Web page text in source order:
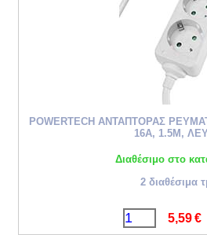
POWERTECH ΑΝΤΑΠΤΟΡΑΣ
16A, 1.5M,
Διαθέσιμο στο
2 διαθέσιμα
5,59 €